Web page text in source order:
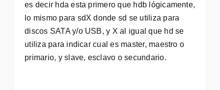
es decir hda esta primero que hdb lógicamente,
lo mismo para sdX donde sd se utiliza para
discos SATA y/o USB, y X al igual que hd se
utiliza para indicar cual es master, maestro o
primario, y slave, esclavo o secundario.